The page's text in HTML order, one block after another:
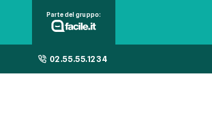
02.55.55.1234
Parte del gruppo: